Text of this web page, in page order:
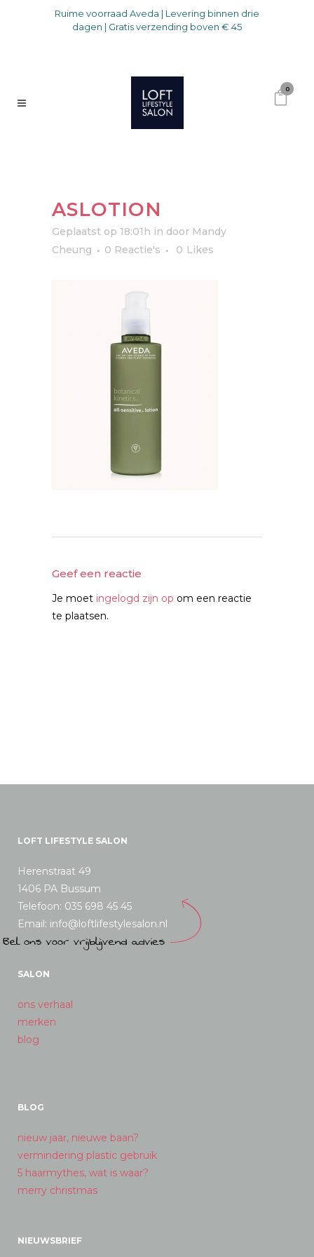
Ruime voorraad Aveda | Levering binnen drie
dagen | Gratis verzending boven € 45
0
ASLOTION
Geplaatst op 18:01h in door Mandy
Cheung
0 Reactie's 0 Likes
Geef een reactie
Je moet ingelogd zijn op om een reactie
te plaatsen.
LOFT LIFESTYLE SALON
Herenstraat 49
1406 PA Bussum
Telefoon: 035 698 45 45
Email: info@loftlifestylesalon.nl
SALON
ons verhaal
merken
blog
BLOG
nieuw jaar, nieuwe baan?
vermindering plastic gebruik
5 haarmythes, wat is waar?
merry christmas
NIEUWSBRIEF